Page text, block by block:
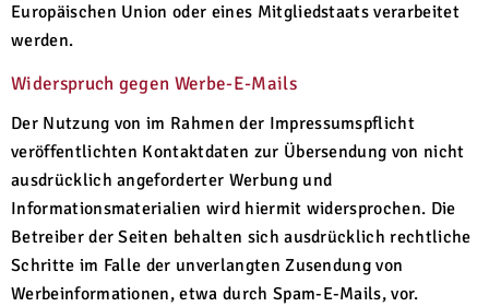
Europäischen Union oder eines Mitgliedstaats verarbeitet
werden.
Widerspruch gegen Werbe-E-Mails
Der Nutzung von im Rahmen der Impressumspflicht
veröffentlichten Kontaktdaten zur Übersendung von nicht
ausdrücklich angeforderter Werbung und
Informationsmaterialien wird hiermit widersprochen. Die
Betreiber der Seiten behalten sich ausdrücklich rechtliche
Schritte im Falle der unverlangten Zusendung von
Werbeinformationen, etwa durch Spam-E-Mails, vor.